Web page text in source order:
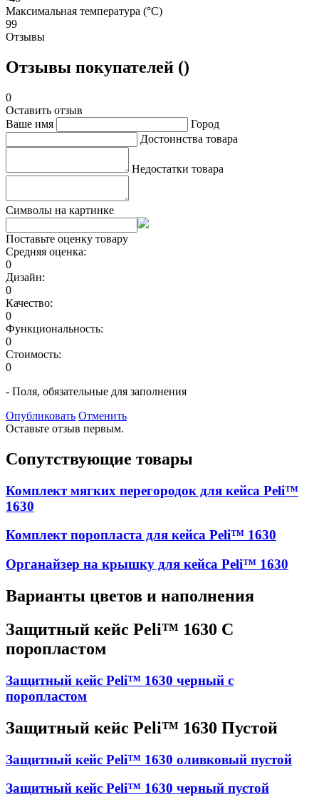
Максимальная температура (°C)
99
Отзывы
Отзывы покупателей ()
0
Оставить отзыв
Ваше имя
Город
Достоинства товара
Недостатки товара
Символы на картинке
Поставьте оценку товару
Средняя оценка:
0
Дизайн:
0
Качество:
0
Функциональность:
0
Стоимость:
0
- Поля, обязательные для заполнения
Опубликовать Отменить
Оставьте отзыв первым.
Сопутствующие товары
Комплект мягких перегородок для кейса Peli™
1630
Комплект поропласта для кейса Peli™ 1630
Органайзер на крышку для кейса Peli™ 1630
Варианты цветов и наполнения
Защитный кейс Peli™ 1630 С
поропластом
Защитный кейс Peli™ 1630 черный с
поропластом
Защитный кейс Peli™ 1630 Пустой
Защитный кейс Peli™ 1630 оливковый пустой
Защитный кейс Peli™ 1630 черный пустой